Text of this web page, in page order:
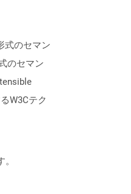
式のセマン
のセマン
W3Cテク